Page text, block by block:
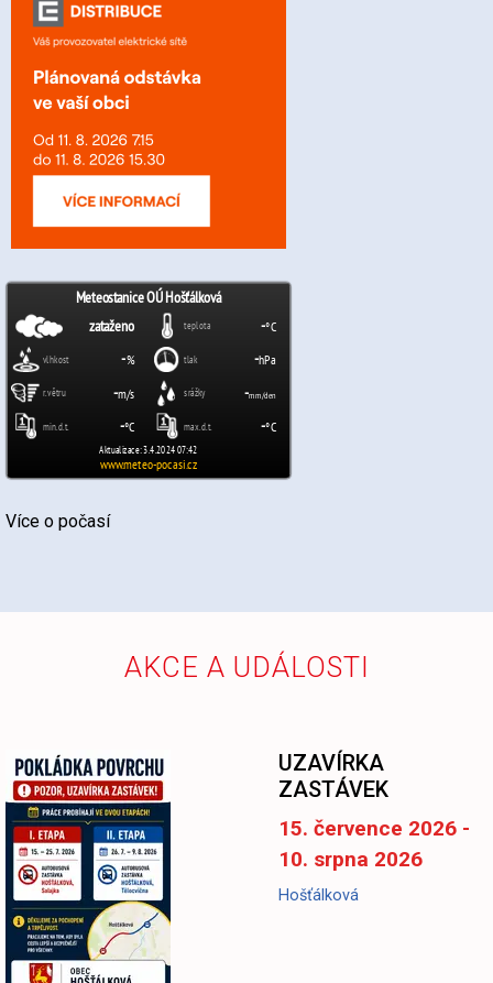
Více o počasí
AKCE A UDÁLOSTI
UZAVÍRKA
ZASTÁVEK
15. července 2026 -
10. srpna 2026
Hošťálková